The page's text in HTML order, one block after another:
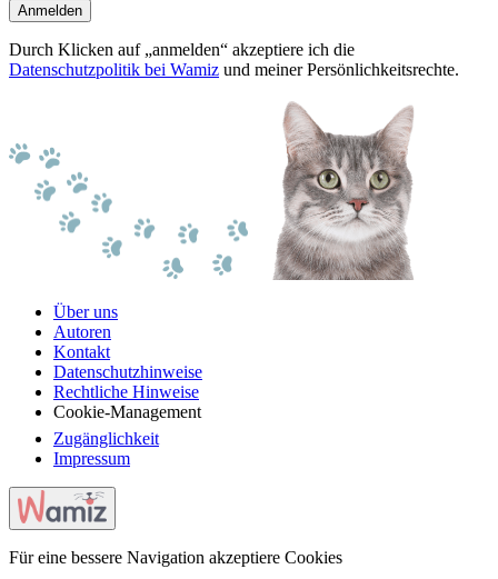
Anmelden
Durch Klicken auf „anmelden“ akzeptiere ich die
Datenschutzpolitik bei Wamiz und meiner Persönlichkeitsrechte.
Über uns
Autoren
Kontakt
Datenschutzhinweise
Rechtliche Hinweise
Cookie-Management
Zugänglichkeit
Impressum
Für eine bessere Navigation akzeptiere Cookies